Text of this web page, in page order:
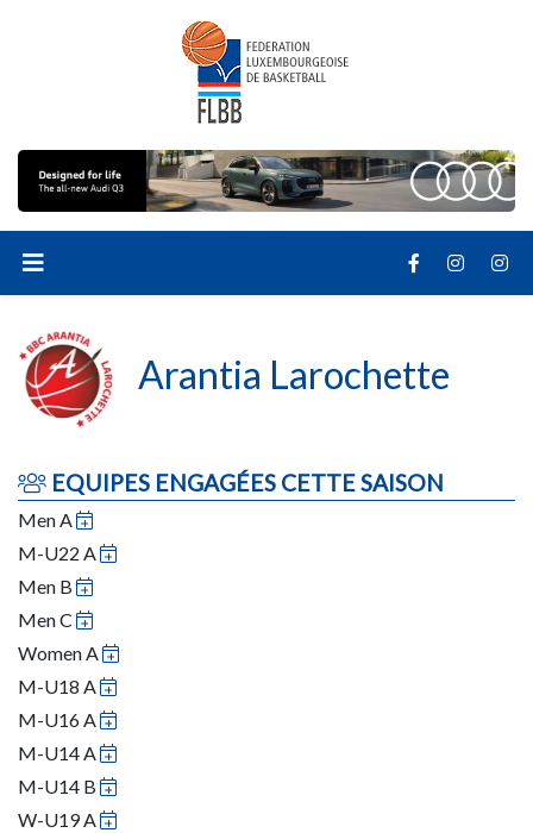
Arantia Larochette
EQUIPES ENGAGÉES CETTE SAISON
Men A
M-U22 A
Men B
Men C
Women A
M-U18 A
M-U16 A
M-U14 A
M-U14 B
W-U19 A